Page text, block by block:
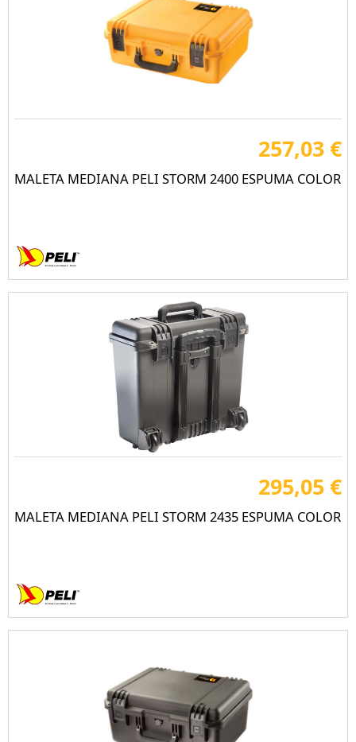
257,03 €
MALETA MEDIANA PELI STORM 2400 ESPUMA COLOR
295,05 €
MALETA MEDIANA PELI STORM 2435 ESPUMA COLOR